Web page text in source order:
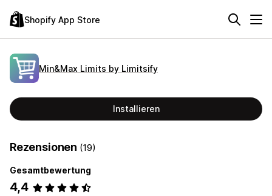
Shopify App Store
Min&Max Limits by Limitsify
Installieren
Rezensionen (19)
Gesamtbewertung
4,4